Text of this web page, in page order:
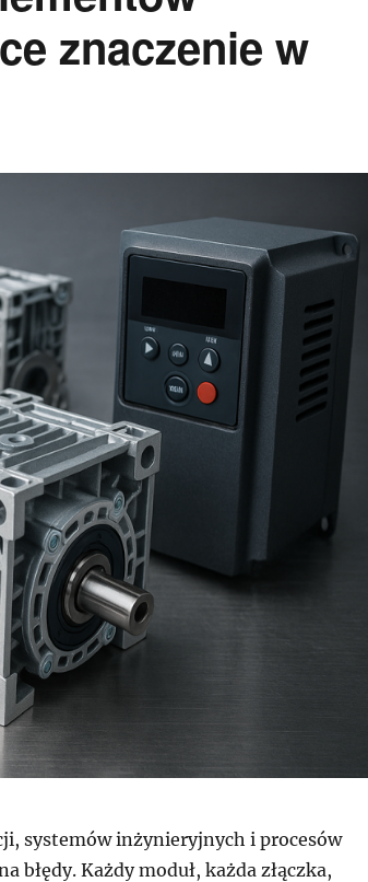
znaczenie w
systemów inżynieryjnych i procesów
błędy. Każdy moduł, każda złączka,